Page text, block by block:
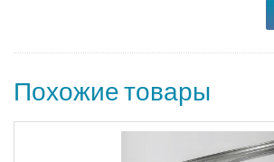
Похожие товары